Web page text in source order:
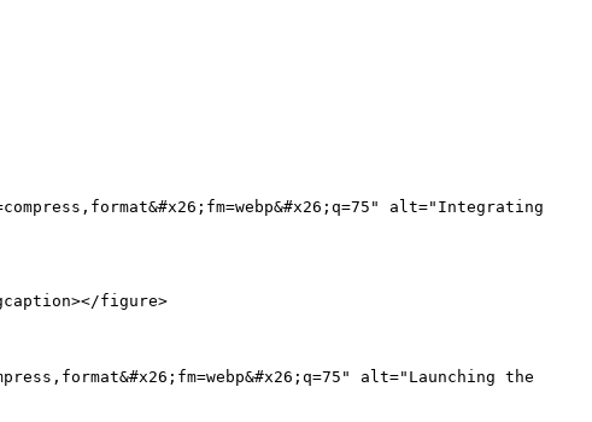
alt="Integrating
figure>
alt="Launching the